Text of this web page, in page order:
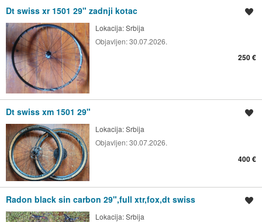
Dt swiss xr 1501 29" zadnji kotac
Lokacija:Srbija
Objavljen:30.07.2026.
250 €
Dt swiss xm 1501 29"
Lokacija:Srbija
Objavljen:30.07.2026.
400 €
Radon black sin carbon 29",full xtr,fox,dt swiss
Lokacija:Srbija